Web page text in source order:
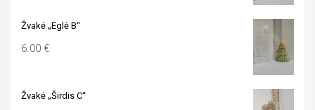
Žvakė „Eglė B“
6.00 €
Žvakė „Širdis C“